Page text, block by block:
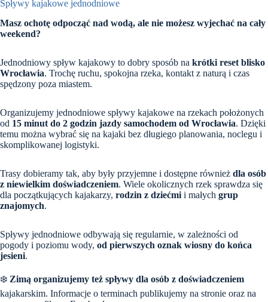
Spływy kajakowe jednodniowe
Masz ochotę odpocząć nad wodą, ale nie możesz wyjechać na cały
weekend?
Jednodniowy spływ kajakowy to dobry sposób na krótki reset blisko
Wrocławia. Trochę ruchu, spokojna rzeka, kontakt z naturą i czas
spędzony poza miastem.
Organizujemy jednodniowe spływy kajakowe na rzekach położonych
od 15 minut do 2 godzin jazdy samochodem od Wrocławia. Dzięki
temu można wybrać się na kajaki bez długiego planowania, noclegu i
skomplikowanej logistyki.
Trasy dobieramy tak, aby były przyjemne i dostępne również dla osób
z niewielkim doświadczeniem. Wiele okolicznych rzek sprawdza się
dla początkujących kajakarzy, rodzin z dziećmi i małych grup
znajomych.
Spływy jednodniowe odbywają się regularnie, w zależności od
pogody i poziomu wody, od pierwszych oznak wiosny do końca
jesieni.
❄️ Zimą organizujemy też spływy dla osób z doświadczeniem
kajakarskim. Informacje o terminach publikujemy na stronie oraz na